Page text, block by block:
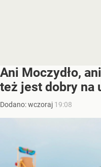
Ani Moczydło,
też jest dobry na
Dodano:wczoraj 19:08